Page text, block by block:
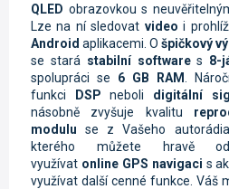
QLED obrazovkou s
Lze na ní sledovat video i
Android aplikacemi. O špičkový
se stará stabilní softwares 8-
spolupráci se 6 GB RAM
.
funkci
DSP neboli digitální
násobně zvyšuje kvalitu
modulu se z Vašeho
kterého můžete hravě
využívat online GPS navigaci s
využívat další cenné funkce. Váš